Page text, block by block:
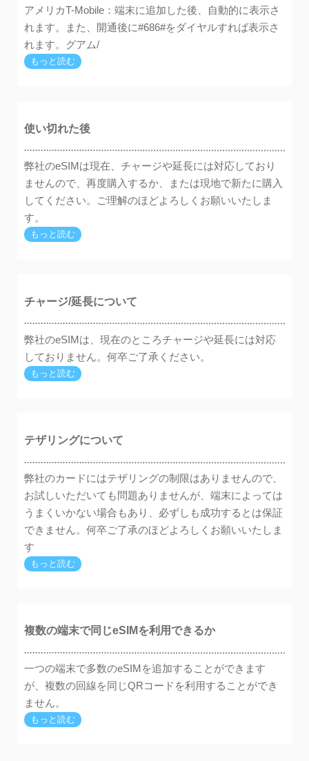
アメリカT-Mobile：端末に追加した後、自動的に表示さ
れます。また、開通後に#686#をダイヤルすれば表示さ
れます。グアム/
もっと読む
使い切れた後
弊社のeSIMは現在、チャージや延長には対応しており
ませんので、再度購入するか、または現地で新たに購入
してください。ご理解のほどよろしくお願いいたしま
す。
もっと読む
チャージ/延長について
弊社のeSIMは、現在のところチャージや延長には対応
しておりません。何卒ご了承ください。
もっと読む
テザリングについて
弊社のカードにはテザリングの制限はありませんので、
お試しいただいても問題ありませんが、端末によっては
うまくいかない場合もあり、必ずしも成功するとは保証
できません。何卒ご了承のほどよろしくお願いいたしま
す
もっと読む
複数の端末で同じeSIMを利用できるか
一つの端末で多数のeSIMを追加することができます
が、複数の回線を同じQRコードを利用することができ
ません。
もっと読む